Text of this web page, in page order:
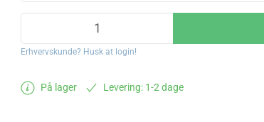
Erhvervskunde? Husk at login!
På lager Levering: 1-2 dage